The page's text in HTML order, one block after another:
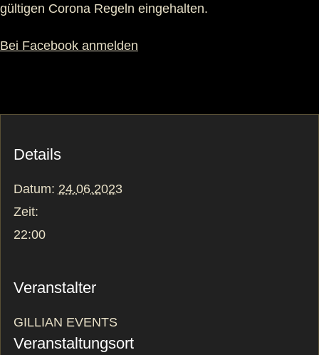
gültigen Corona Regeln eingehalten.
Bei Facebook anmelden
Details
Datum: 24.06.2023
Zeit:
22:00
Veranstaltungsort
Veranstalter
GILLIAN EVENTS